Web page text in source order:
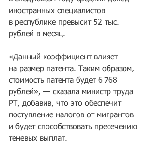
иностранных специалистов
в республике превысит 52 тыс.
рублей в месяц.
«Данный коэффициент влияет
на размер патента. Таким образом,
стоимость патента будет 6 768
рублей», — сказала министр труда
РТ, добавив, что это обеспечит
поступление налогов от мигрантов
и будет способствовать пресечению
теневых выплат.